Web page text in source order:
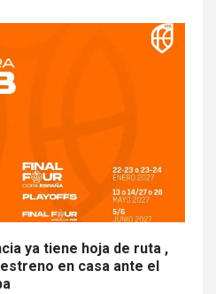
ya tiene hoja de ruta ,
en casa ante el